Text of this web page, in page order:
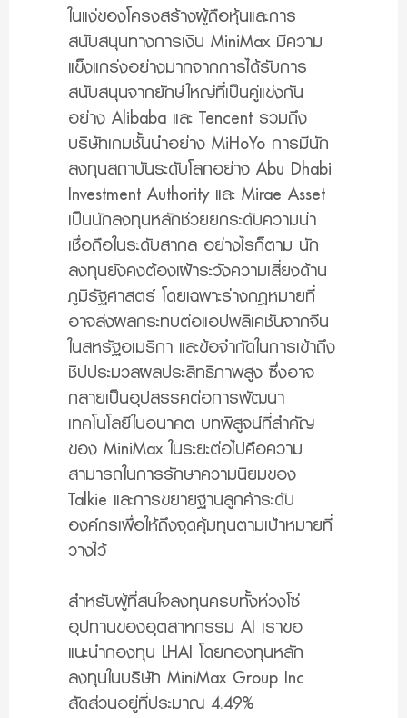
ในแง่ของโครงสร้างผู้ถือหุ้นและการ
สนับสนุนทางการเงิน MiniMax มีความ
แข็งแกร่งอย่างมากจากการได้รับการ
สนับสนุนจากยักษ์ใหญ่ที่เป็นคู่แข่งกัน
อย่าง Alibaba และ Tencent รวมถึง
บริษัทเกมชั้นนำอย่าง MiHoYo การมีนัก
ลงทุนสถาบันระดับโลกอย่าง Abu Dhabi
Investment Authority และ Mirae Asset
เป็นนักลงทุนหลักช่วยยกระดับความน่า
เชื่อถือในระดับสากล อย่างไรก็ตาม นัก
ลงทุนยังคงต้องเฝ้าระวังความเสี่ยงด้าน
ภูมิรัฐศาสตร์ โดยเฉพาะร่างกฎหมายที่
อาจส่งผลกระทบต่อแอปพลิเคชันจากจีน
ในสหรัฐอเมริกา และข้อจำกัดในการเข้าถึง
ชิปประมวลผลประสิทธิภาพสูง ซึ่งอาจ
กลายเป็นอุปสรรคต่อการพัฒนา
เทคโนโลยีในอนาคต บทพิสูจน์ที่สำคัญ
ของ MiniMax ในระยะต่อไปคือความ
สามารถในการรักษาความนิยมของ
Talkie และการขยายฐานลูกค้าระดับ
องค์กรเพื่อให้ถึงจุดคุ้มทุนตามเป้าหมายที่
วางไว้
สำหรับผู้ที่สนใจลงทุนครบทั้งห่วงโซ่
อุปทานของอุตสาหกรรม AI เราขอ
แนะนำกองทุน LHAI โดยกองทุนหลัก
ลงทุนในบริษัท MiniMax Group Inc
สัดส่วนอยู่ที่ประมาณ 4.49%